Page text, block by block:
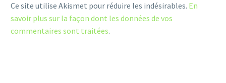
Ce site utilise Akismet pour réduire les indésirables. En
savoir plus sur la façon dont les données de vos
commentaires sont traitées.